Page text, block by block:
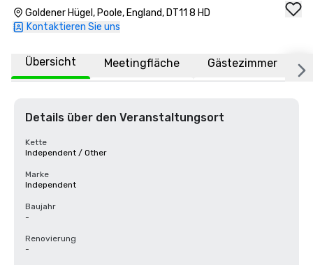
Goldener Hügel, Poole, England, DT11 8 HD
Kontaktieren Sie uns
Übersicht Meetingfläche Gästezimmer
Details über den Veranstaltungsort
Kette
Independent / Other
Marke
Independent
Baujahr
-
Renovierung
-